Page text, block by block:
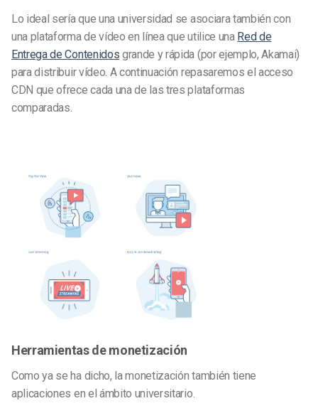
Lo ideal sería que una universidad se asociara también con
una plataforma de vídeo en línea que utilice una Red de
Entrega de Contenidos grande y rápida (por ejemplo, Akamai)
para distribuir vídeo. A continuación repasaremos el acceso
CDN que ofrece cada una de las tres plataformas
comparadas.
Herramientas de monetización
Como ya se ha dicho, la monetización también tiene
aplicaciones en el ámbito universitario.